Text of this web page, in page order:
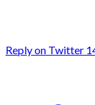
Reply on Twitter